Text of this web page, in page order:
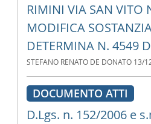
RIMINI VIA SAN VITO
MODIFICA
DETERMINA N. 4549
STEFANO RENATO DE DONATO 13/
DOCUMENTO ATTI
D.Lgs. n. 152/2006 e